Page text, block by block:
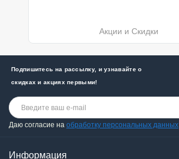
Акции и Скидки
Подпишитесь на рассылку, и узнавайте о
скидках и акциях первыми!
Даю согласие на обработку персональных данных
Информация